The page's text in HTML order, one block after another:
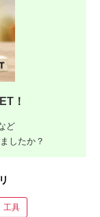
！
ど
したか？
工具